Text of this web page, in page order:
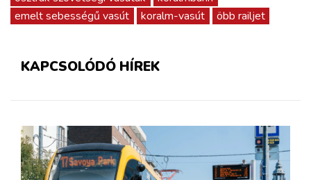
emelt sebességű vasút
koralm-vasút öbb railjet
KAPCSOLÓDÓ HÍREK